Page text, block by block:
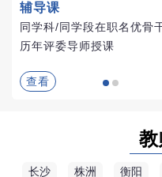
辅导课
同学科/同学段在职名优骨
历年评委导师授课
查看
教
长沙 株洲 衡阳